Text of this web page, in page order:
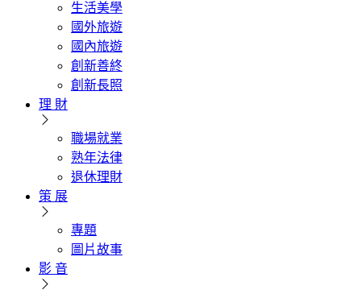
生活美學
國外旅遊
國內旅遊
創新善終
創新長照
理 財
職場就業
熟年法律
退休理財
策 展
專題
圖片故事
影 音